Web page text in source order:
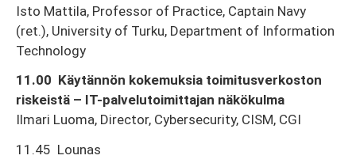
Isto Mattila, Professor of Practice, Captain Navy
(ret.), University of Turku, Department of Information
Technology
11.00 Käytännön kokemuksia toimitusverkoston
riskeistä – IT-palvelutoimittajan näkökulma
Ilmari Luoma, Director, Cybersecurity, CISM, CGI
11.45 Lounas